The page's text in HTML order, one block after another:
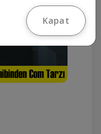
Kapat